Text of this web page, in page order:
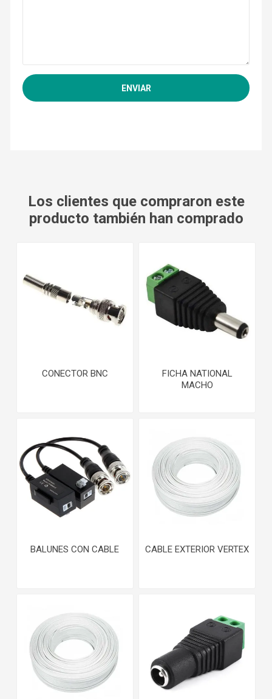
Los clientes que compraron este
producto también han comprado
CONECTOR BNC
FICHA NATIONAL
MACHO
BALUNES CON CABLE CABLE EXTERIOR VERTEX